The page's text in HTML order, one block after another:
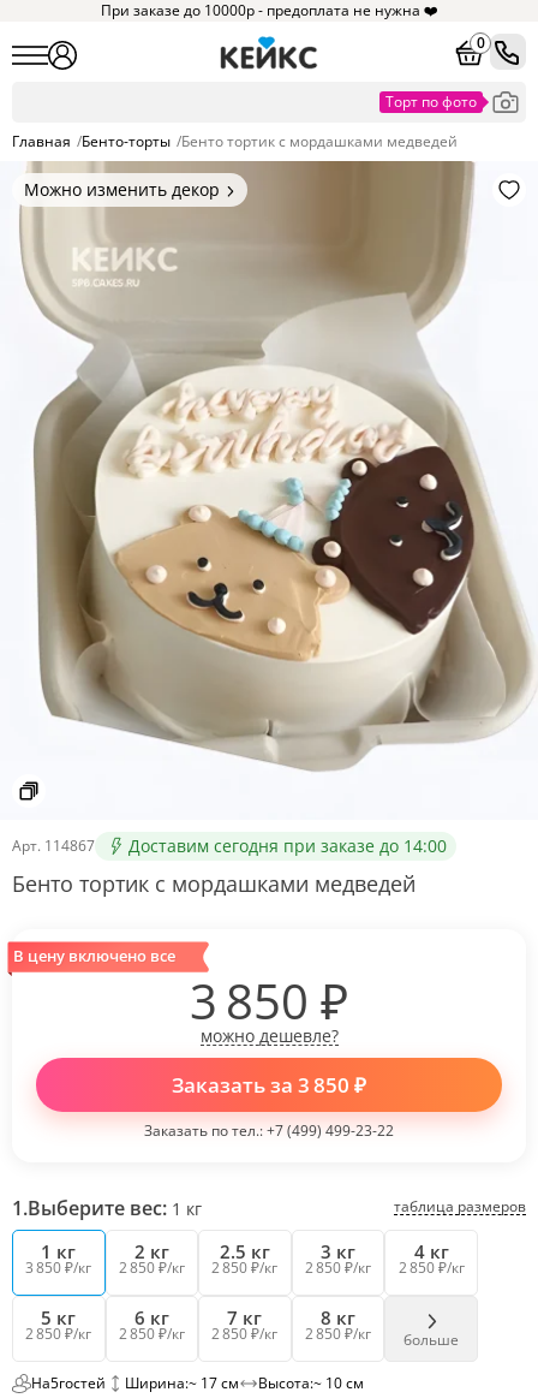
При заказе до 10000р - предоплата не нужна ❤️
0
Главная /Бенто-торты /Бенто тортик с мордашками медведей
Можно изменить декор
Цвет покрытия, надписи,
Арт. 114867 Доставим сегодня при заказе до 14:00
Бенто тортик с мордашками медведей
1.Выберите вес: 1 кг таблица размеров
1 кг
3 850 ₽/кг
2 кг
2 850 ₽/кг
2.5 кг
2 850 ₽/кг
3 кг
2 850 ₽/кг
4 кг
2 850 ₽/кг
5 кг
2 850 ₽/кг
6 кг
2 850 ₽/кг
7 кг
2 850 ₽/кг
8 кг
2 850 ₽/кг больше
На5гостей Ширина:~ 17 см Высота:~ 10 см
В цену включено все
3 850 ₽
можно дешевле?
Заказать за 3 850 ₽
Заказать по тел.:+7 (499) 499-23-22